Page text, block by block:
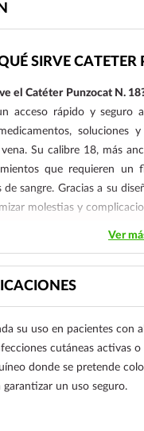
SIRVE
el Catéter Punzocat N.
acceso rápido y seguro
soluciones
Su calibre 18, más
que requieren
de sangre. Gracias a su
molestias y
Ver
su uso en pacientes con
cutáneas activas
donde se pretende
garantizar un uso seguro.